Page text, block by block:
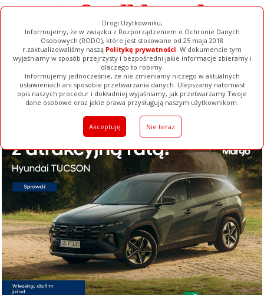
Drogi Użytkowniku,
Informujemy, że w związku z Rozporządzeniem o Ochronie Danych
Osobowych (RODO), które jest stosowane od 25 maja 2018
r.zaktualizowaliśmy naszą Politykę prywatności. W dokumencie tym
wyjaśniamy w sposób przejrzysty i bezpośredni jakie informacje zbieramy i
dlaczego to robimy.
Informujemy jednocześnie, że nie zmieniamy niczego w aktualnych
ustawieniach ani sposobie przetwarzania danych. Ulepszamy natomiast
opis naszych procedur i dokładniej wyjaśniamy, jak przetwarzamy Twoje
dane osobowe oraz jakie prawa przysługują naszym użytkownikom.
Akceptuję Nie teraz
Ogłoszenia Filmy Galerie Baza Firm Pełna Wersja